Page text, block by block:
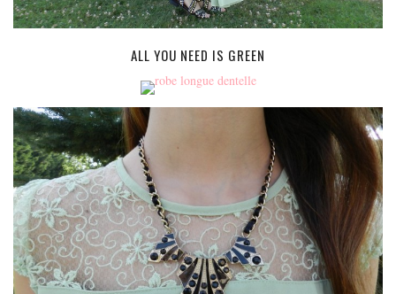
ALL YOU NEED IS GREEN